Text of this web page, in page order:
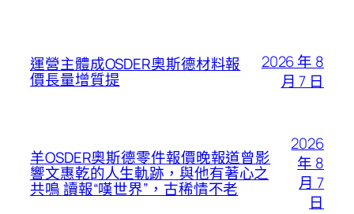
運營主體成OSDER奧斯德材料報
價長量增質提
2026 年 8
月 7 日
羊OSDER奧斯德零件報價晚報道曾影
響文惠乾的人生軌跡，與他有著心之
共鳴 讀報“嘆世界”，古稀情不老
2026
年 8
月 7
日